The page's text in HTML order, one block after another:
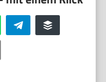
Telegram Buffer